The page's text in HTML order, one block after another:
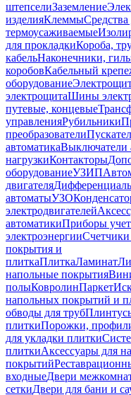
штепселиЗаземление
изделияКлеммыСредства
термоусаживаемые
для прокладкиКороба,
кабельНаконечники,
коробовКабельный
оборудование
электрощитаШины
путевые, концевые
управленияРубильники
преобразователи
автоматикаВыключатели
нагрузкиКонтакторы
оборудованиеУЗИП
двигателя
автоматыУЗО
электродвигателей
автоматикиПриборы
электроэнергии
покрытия и
плиткаПлиткаЛаминат
напольные покрытия
полыКовролинПаркет
напольных покрытий и
обводы для труб
плиткиПорожки,
для укладки плитки
плиткиАксессуары для
покрытий
входныеДвери
сеткиДвери для бани и